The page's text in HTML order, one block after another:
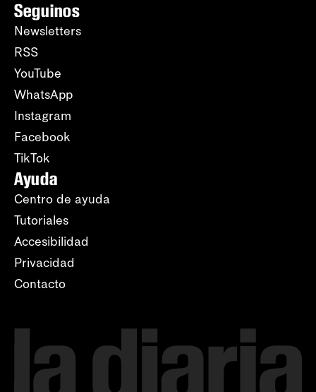
Seguinos
Newsletters
RSS
YouTube
WhatsApp
Instagram
Facebook
TikTok
Ayuda
Centro de ayuda
Tutoriales
Accesibilidad
Privacidad
Contacto